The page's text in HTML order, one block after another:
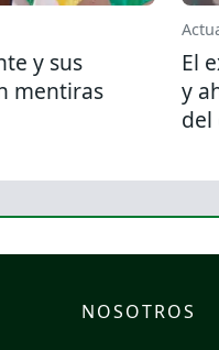
y sus
mentiras
El
y
del
NOSOTROS